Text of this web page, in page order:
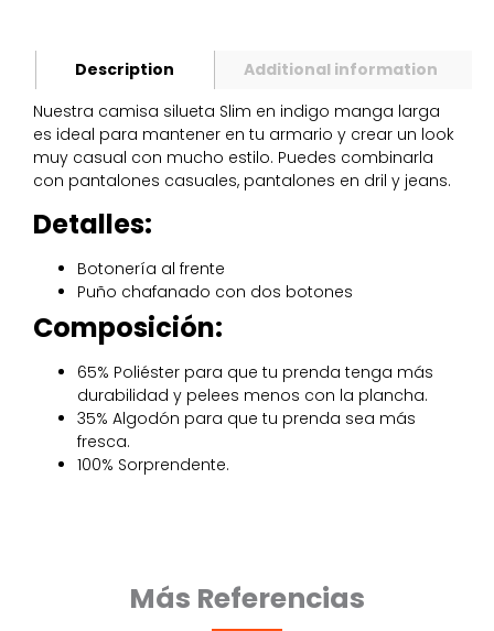
Description
Additional information
Nuestra camisa silueta Slim en indigo manga larga
es ideal para mantener en tu armario y crear un look
muy casual con mucho estilo. Puedes combinarla
con pantalones casuales, pantalones en dril y jeans.
Detalles:
Botonería al frente
Puño chafanado con dos botones
Composición:
65% Poliéster para que tu prenda tenga más
durabilidad y pelees menos con la plancha.
35% Algodón para que tu prenda sea más
fresca.
100% Sorprendente.
Más Referencias